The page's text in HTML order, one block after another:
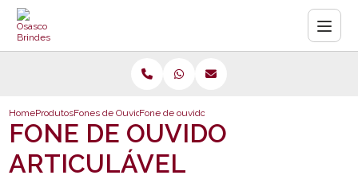
HomeProdutosFones de Ouvido Personalizados
Fone de ouvido articulável
FONE DE OUVIDO
ARTICULÁVEL